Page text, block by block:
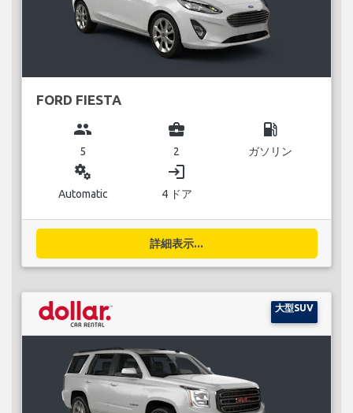
FORD FIESTA
group
5
business_center
2
local_gas_station
ガソリン
miscellaneous_services
Automatic
login
4 ドア
詳細表示...
大型SUV